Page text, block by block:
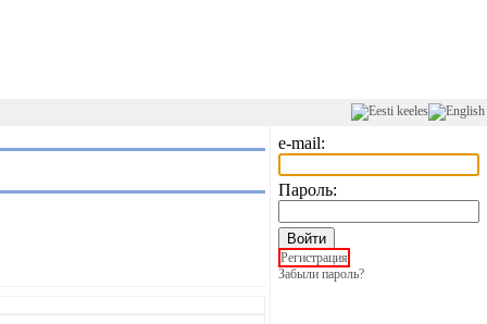
e-mail:
Пароль:
Регистрация
Забыли пароль?